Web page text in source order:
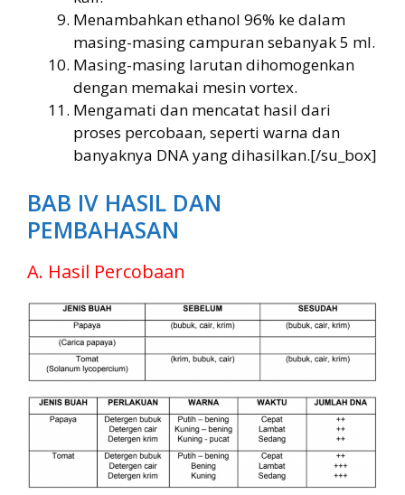
Menambahkan ethanol 96% ke dalam
masing-masing campuran sebanyak 5 ml.
Masing-masing larutan dihomogenkan
dengan memakai mesin vortex.
Mengamati dan mencatat hasil dari
proses percobaan, seperti warna dan
banyaknya DNA yang dihasilkan.[/su_box]
BAB IV HASIL DAN
PEMBAHASAN
A. Hasil Percobaan